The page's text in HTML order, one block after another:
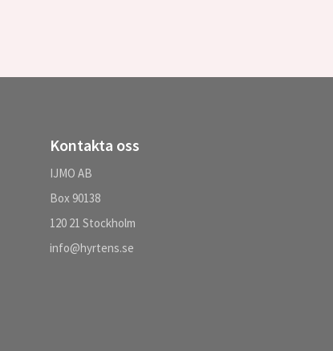
Kontakta oss
IJMO AB
Box 90138
120 21 Stockholm
info@hyrtens.se